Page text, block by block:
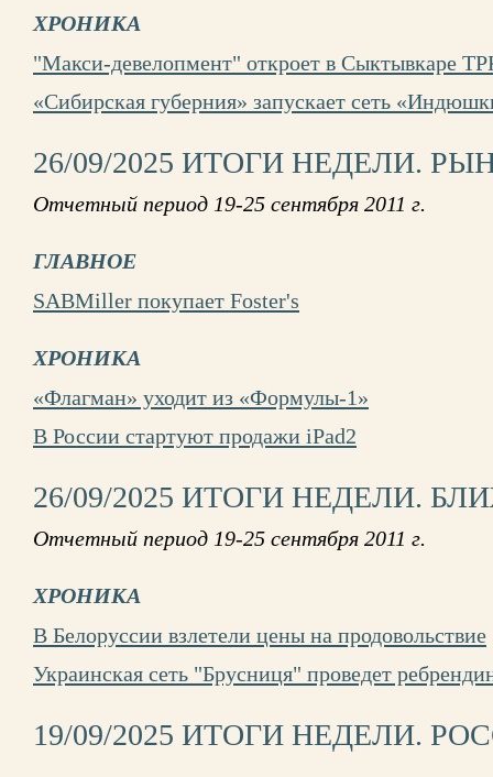
ХРОНИКА
"Макси-девелопмент" откроет в Сыктывкаре
«Сибирская губерния» запускает сеть
26/09/2025 ИТОГИ НЕДЕЛИ.
Отчетный период 19-25 сентября 2011 г.
ГЛАВНОЕ
SABMiller покупает Foster's
ХРОНИКА
«Флагман» уходит из «Формулы-1»
В России стартуют продажи iPad2
26/09/2025 ИТОГИ НЕДЕЛИ.
Отчетный период 19-25 сентября 2011 г.
ХРОНИКА
В Белоруссии взлетели цены на продовольствие
Украинская сеть "Брусниця" проведет
19/09/2025 ИТОГИ НЕДЕЛИ.